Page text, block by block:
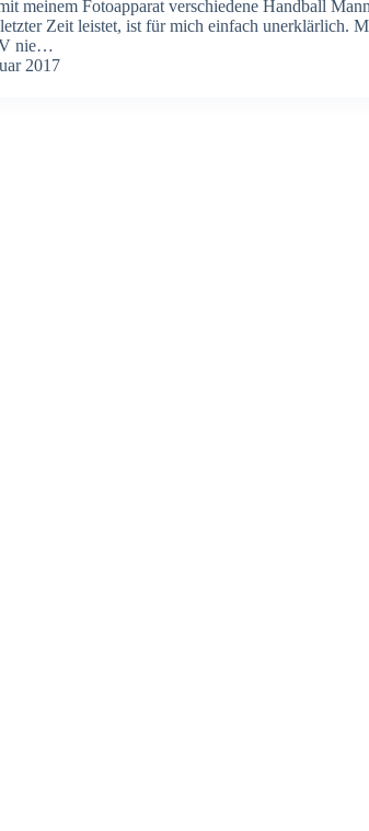
meinem Fotoapparat verschiedene Handball
Zeit leistet, ist für mich einfach unerklärlich.
nie…
2017